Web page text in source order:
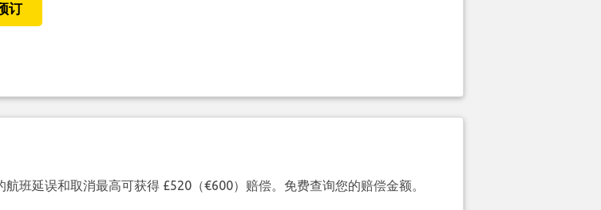
订
班延误和取消最高可获得 £520（€600）赔偿。免费查询您的赔偿金额。